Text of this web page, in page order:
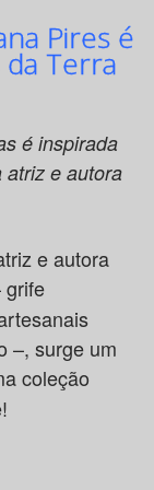
Pires é
Terra
é inspirada
atriz e autora
e autora
–, surge um
coleção